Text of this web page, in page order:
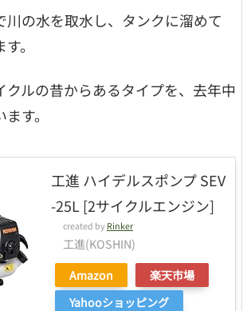
川の水を取水し、タンクに溜めて
。
クルの昔からあるタイプを、去年中
す。
工進 ハイデルスポンプ SEV
-25L [2サイクルエンジン]
created by Rinker
工進(KOSHIN)
Amazon
楽天市場
Yahooショッピング